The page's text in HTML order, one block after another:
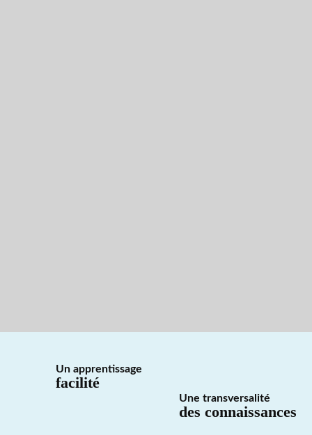
Un apprentissage
facilité
Une transversalité
des connaissances